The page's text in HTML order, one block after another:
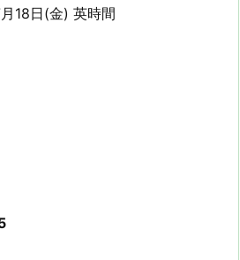
18日(金) 英時間